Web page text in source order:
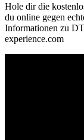
Hole dir die
du online gegen
Informationen zu
experience.com